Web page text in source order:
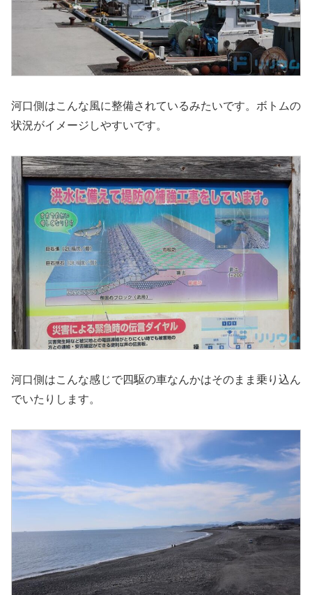
河口側はこんな風に整備されているみたいです。ボトムの
状況がイメージしやすいです。
河口側はこんな感じで四駆の車なんかはそのまま乗り込ん
でいたりします。